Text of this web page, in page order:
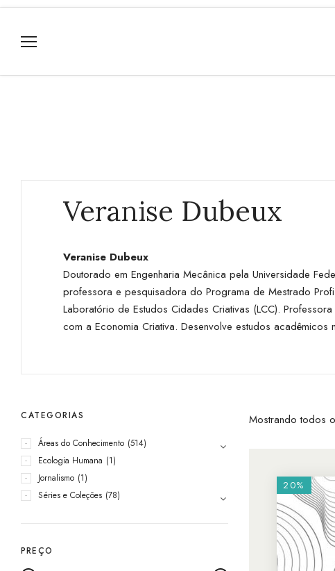
Veranise Dubeux
Veranise Dubeux
Doutorado em Engenharia Mecânica pela Universidade
professora e pesquisadora do Programa de Mestrado
Laboratório de Estudos Cidades Criativas (LCC).
com a Economia Criativa. Desenvolve estudos
CATEGORIAS
Áreas do Conhecimento (514)
Ecologia Humana (1)
Jornalismo (1)
Séries e Coleções (78)
PREÇO
Mostrando todos
20%